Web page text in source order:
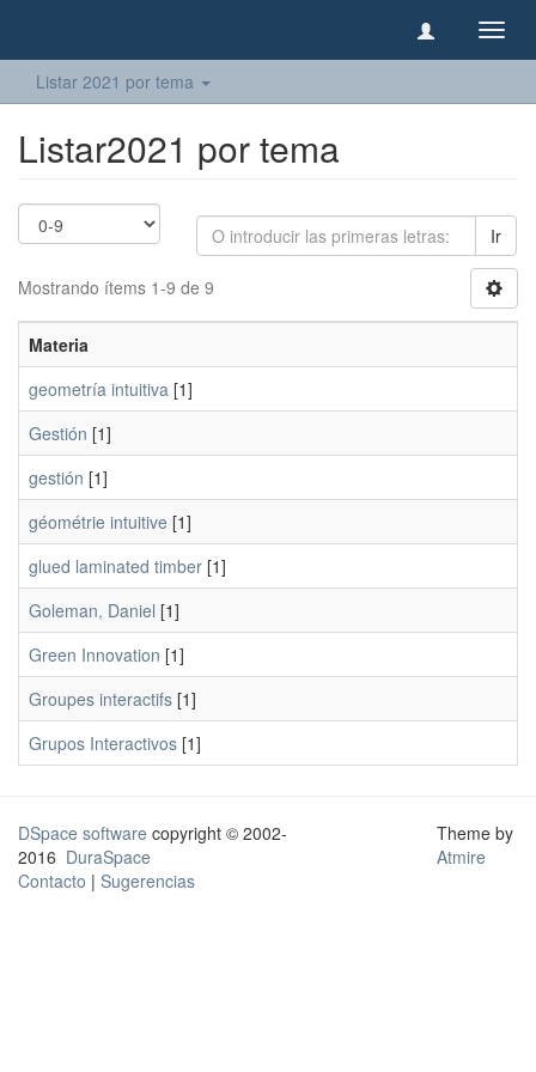
Listar 2021 por tema
Listar2021 por tema
Ir
Mostrando ítems 1-9 de 9
Materia
geometría intuitiva [1]
Gestión [1]
gestión [1]
géométrie intuitive [1]
glued laminated timber [1]
Goleman, Daniel [1]
Green Innovation [1]
Groupes interactifs [1]
Grupos Interactivos [1]
DSpace software copyright © 2002-
2016 DuraSpace
Contacto | Sugerencias
Theme by
Atmire